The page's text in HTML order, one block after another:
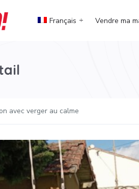
Français Vendre ma
avec verger au calme